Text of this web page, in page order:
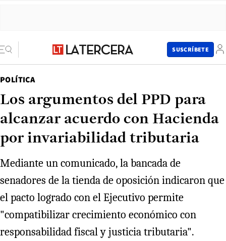
SUSCRÍBETE
POLÍTICA
Los argumentos del PPD para
alcanzar acuerdo con Hacienda
por invariabilidad tributaria
Mediante un comunicado, la bancada de
senadores de la tienda de oposición indicaron que
el pacto logrado con el Ejecutivo permite
"compatibilizar crecimiento económico con
responsabilidad fiscal y justicia tributaria".